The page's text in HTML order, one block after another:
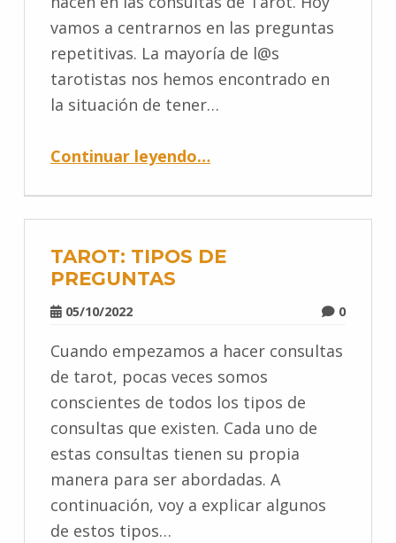
vamos a centrarnos en las preguntas
repetitivas. La mayoría de l@s
tarotistas nos hemos encontrado en
la situación de tener…
Continuar leyendo…
TAROT: TIPOS DE
PREGUNTAS
05/10/2022 0
Cuando empezamos a hacer consultas
de tarot, pocas veces somos
conscientes de todos los tipos de
consultas que existen. Cada uno de
estas consultas tienen su propia
manera para ser abordadas. A
continuación, voy a explicar algunos
de estos tipos…